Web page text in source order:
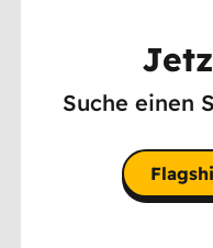
Suche einen